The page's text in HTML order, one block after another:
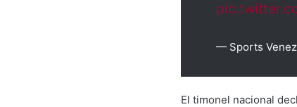
— Sports
El timonel nacional